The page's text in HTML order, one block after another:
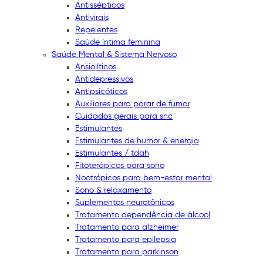
Antissépticos
Antivirais
Repelentes
Saúde íntima feminina
Saúde Mental & Sistema Nervoso
Ansiolíticos
Antidepressivos
Antipsicóticos
Auxiliares para parar de fumar
Cuidados gerais para snc
Estimulantes
Estimulantes de humor & energia
Estimulantes / tdah
Fitoterápicos para sono
Nootrópicos para bem-estar mental
Sono & relaxamento
Suplementos neurotônicos
Tratamento dependência de álcool
Tratamento para alzheimer
Tratamento para epilepsia
Tratamento para parkinson